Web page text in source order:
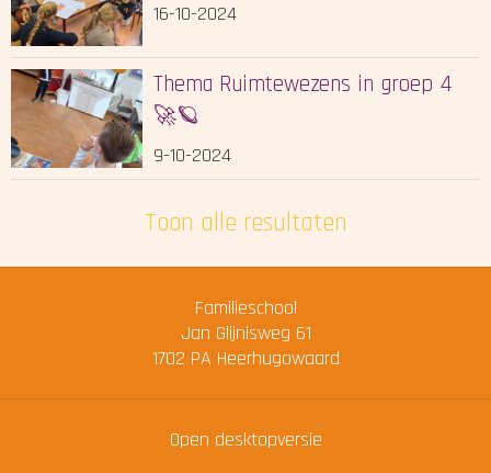
16-10-2024
Thema Ruimtewezens in groep 4
🚀🪐
9-10-2024
Toon alle resultaten
Familieschool
Jan Glijnisweg 61
1702 PA Heerhugowaard
Open desktopversie